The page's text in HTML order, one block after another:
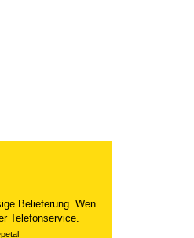
Belieferung. Wen
Telefonservice.